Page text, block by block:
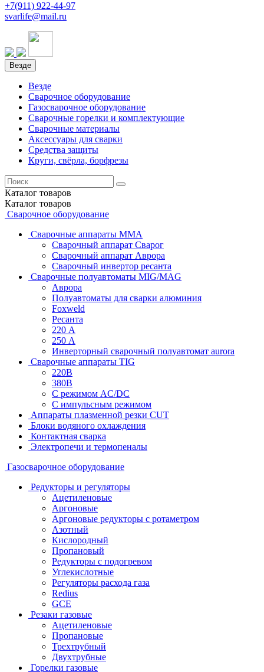
+7(911) 922-44-97
svarlife@mail.ru
Везде
Везде
Сварочное оборудование
Газосварочное оборудование
Сварочные горелки и комплектующие
Сварочные материалы
Аксессуары для сварки
Средства защиты
Круги, свёрла, борфрезы
Каталог товаров
Каталог товаров
Сварочное оборудование
Сварочные аппараты MMA
Сварочный аппарат Сварог
Сварочный аппарат Аврора
Сварочный инвертор ресанта
Сварочные полуавтоматы MIG/MAG
Аврора
Полуавтоматы для сварки алюминия
Foxweld
Ресанта
220 А
250 А
Инверторный сварочный полуавтомат aurora
Сварочные аппараты TIG
220В
380В
С режимом AC/DC
С импульсным режимом
Аппараты плазменной резки CUT
Блоки водяного охлаждения
Контактная сварка
Электропечи и термопеналы
Газосварочное оборудование
Редукторы и регуляторы
Ацетиленовые
Аргоновые
Аргоновые редукторы с ротаметром
Азотный
Кислородный
Пропановый
Редукторы с подогревом
Углекислотные
Регуляторы расхода газа
Redius
GCE
Резаки газовые
Ацетиленовые
Пропановые
Трехтрубный
Двухтрубные
Горелки газовые